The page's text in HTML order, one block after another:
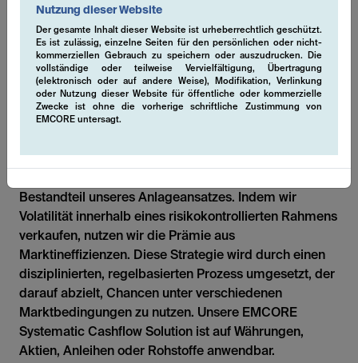
Nutzung dieser Website
Der gesamte Inhalt dieser Website ist urheberrechtlich geschützt.
Es ist zulässig, einzelne Seiten für den persönlichen oder nicht-
kommerziellen Gebrauch zu speichern oder auszudrucken. Die
vollständige oder teilweise Vervielfältigung, Übertragung
(elektronisch oder auf andere Weise), Modifikation, Verlinkung
oder Nutzung dieser Website für öffentliche oder kommerzielle
Zwecke ist ohne die vorherige schriftliche Zustimmung von
EMCORE untersagt.
Unsere Strategien können auf verschiedene einzelne
Anlageklassen oder eine Kombination davon
angewendet werden.
Single-Volatility
systematische Derivatestrategien, insbesondere
Bestandteil unseres Anlageansatzes. Indem wir
Volatilität innerhalb eines risikokontrollierten Rahmens
verkaufen, nutzen wir die Prämie aus
Marktineffizienzen. Diese Strategie wird durch einen
disziplinierten, regelbasierten Prozess umgesetzt, der
darauf abzielt, Chancen unter verschiedenen
Marktbedingungen zu nutzen. Unsere EMCORE
Systematic Cashflow Solution ist auf Währungen,
Aktien, Anleihen oder Rohstoffe anwendbar.